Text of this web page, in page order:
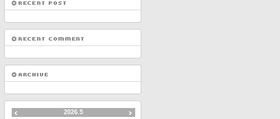
2026.5